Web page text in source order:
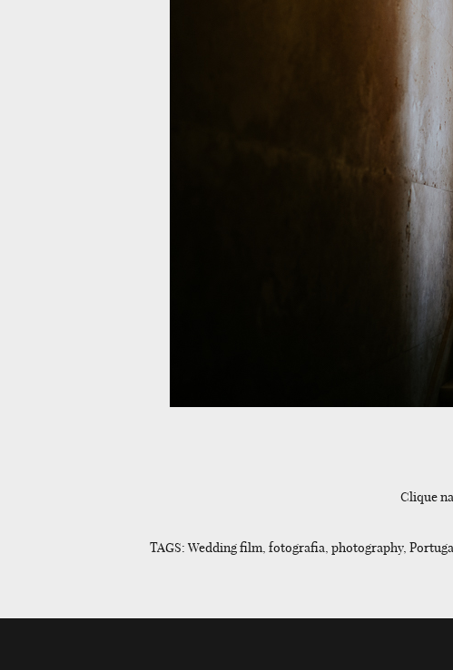
Clique
TAGS: Wedding film, fotografia, photography,